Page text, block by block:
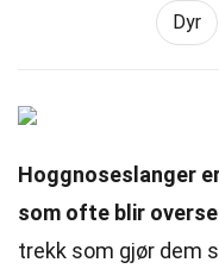
Dyr
Hoggnoseslanger
som ofte blir
trekk som gjør dem